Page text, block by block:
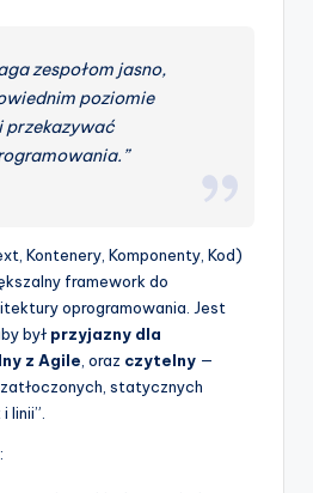
zespołom jasno,
poziomie
przekazywać
Kontenery, Komponenty, Kod)
framework do
oprogramowania. Jest
był przyjazny dla
z Agile , oraz czytelny —
statycznych
linii”.